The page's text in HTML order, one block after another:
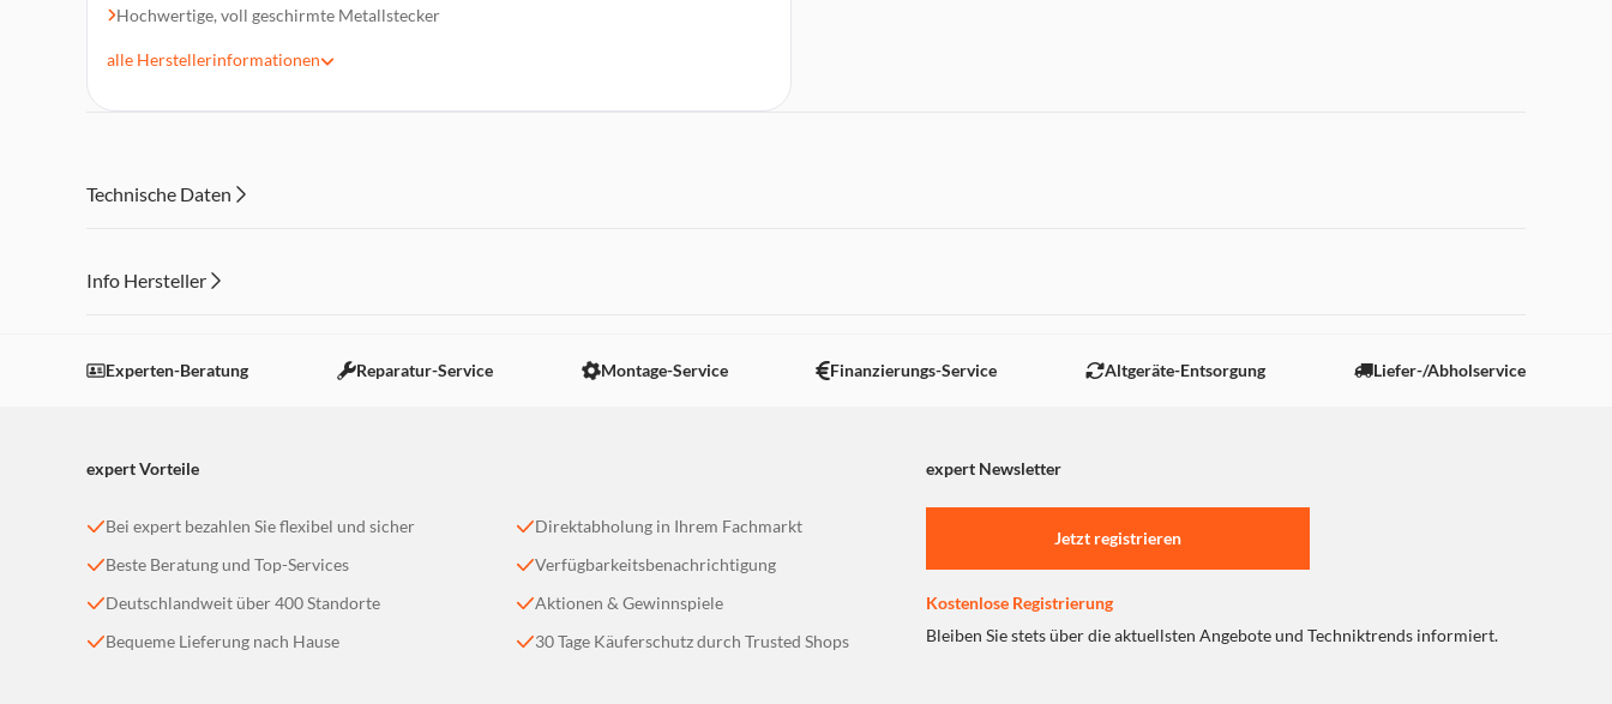
Hochwertige, voll geschirmte Metallstecker
alle Herstellerinformationen
Technische Daten
Info Hersteller
Einstellungen anpassen
Experten-Beratung Reparatur-Service Montage-Service Finanzierungs-Service Altgeräte-Entsorgung Liefer-/Abholservice
expert Vorteile expert Newsletter
Bei expert bezahlen Sie flexibel und sicher
Beste Beratung und Top-Services
Deutschlandweit über 400 Standorte
Bequeme Lieferung nach Hause
Direktabholung in Ihrem Fachmarkt
Verfügbarkeitsbenachrichtigung
Aktionen & Gewinnspiele
30 Tage Käuferschutz durch Trusted Shops
Jetzt registrieren
Kostenlose Registrierung
Bleiben Sie stets über die aktuellsten Angebote und Techniktrends informiert.